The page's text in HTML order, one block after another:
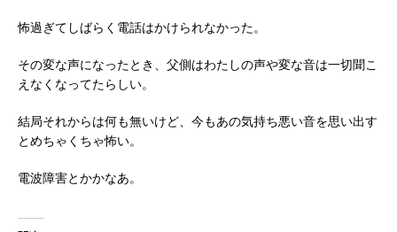
怖過ぎてしばらく電話はかけられなかった。
その変な声になったとき、父側はわたしの声や変な音は一切聞こ
えなくなってたらしい。
結局それからは何も無いけど、今もあの気持ち悪い音を思い出す
とめちゃくちゃ怖い。
電波障害とかかなあ。